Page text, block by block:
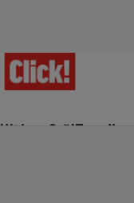
Ultima Oră!Trending